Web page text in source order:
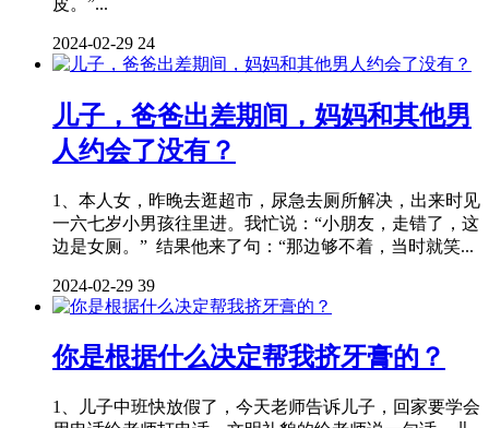
2024-02-29 24
儿子，爸爸出差期间，妈妈和其他男
人约会了没有？
1、本人女，昨晚去逛超市，尿急去厕所解决，出来时见
一六七岁小男孩往里进。我忙说：“小朋友，走错了，这
边是女厕。” 结果他来了句：“那边够不着，当时就笑...
2024-02-29 39
你是根据什么决定帮我挤牙膏的？
1、儿子中班快放假了，今天老师告诉儿子，回家要学会